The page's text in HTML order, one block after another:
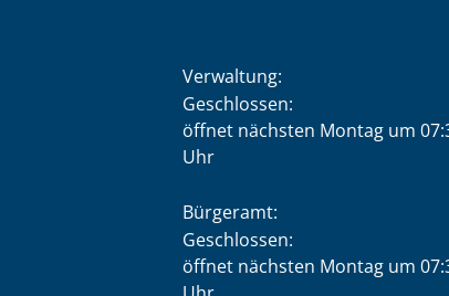
Verwaltung:
Klicken, um weitere Öffnungs-
Geschlossen:
öffnet nächsten Montag um
Uhr
Bürgeramt:
Klicken, um weitere Öffnungs-
Geschlossen:
öffnet nächsten Montag um